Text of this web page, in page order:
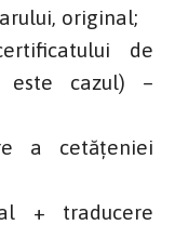
original;
de
este cazul) –
a cetăţeniei
+ traducere